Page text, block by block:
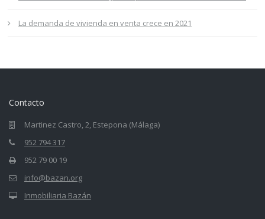
La demanda de vivienda en venta crece en 2021
Contacto
Martinez Castro, 2, Estepona (Málaga)
952 794 317
952 79 00 19
info@bazan.org
Inmobiliaria Bazán